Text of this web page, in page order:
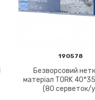
190578
Безворсовий
матеріал TORK
(80 серветок/